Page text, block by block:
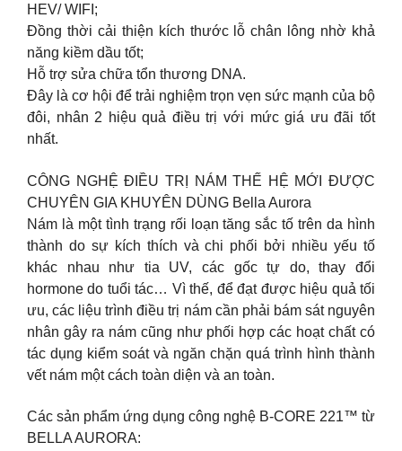
HEV/ WIFI;
Đồng thời cải thiện kích thước lỗ chân lông nhờ khả
năng kiềm dầu tốt;
Hỗ trợ sửa chữa tổn thương DNA.
Đây là cơ hội để trải nghiệm trọn vẹn sức mạnh của bộ
đôi, nhân 2 hiệu quả điều trị với mức giá ưu đãi tốt
nhất.
CÔNG NGHỆ ĐIỀU TRỊ NÁM THẾ HỆ MỚI ĐƯỢC
CHUYÊN GIA KHUYÊN DÙNG Bella Aurora
Nám là một tình trạng rối loạn tăng sắc tố trên da hình
thành do sự kích thích và chi phối bởi nhiều yếu tố
khác nhau như tia UV, các gốc tự do, thay đổi
hormone do tuổi tác… Vì thế, để đạt được hiệu quả tối
ưu, các liệu trình điều trị nám cần phải bám sát nguyên
nhân gây ra nám cũng như phối hợp các hoạt chất có
tác dụng kiểm soát và ngăn chặn quá trình hình thành
vết nám một cách toàn diện và an toàn.
Các sản phẩm ứng dụng công nghệ B-CORE 221™ từ
BELLA AURORA: